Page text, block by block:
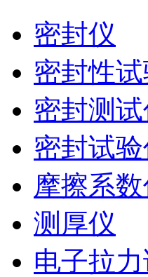
密封仪
密封性
密封测试
密封试验
摩擦系数
测厚仪
电子拉